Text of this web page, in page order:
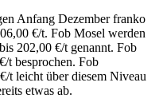
Anfang Dezember franko
€/t. Fob Mosel werden
202,00 €/t genannt. Fob
t besprochen. Fob
t leicht über diesem Niveau
etwas ab.